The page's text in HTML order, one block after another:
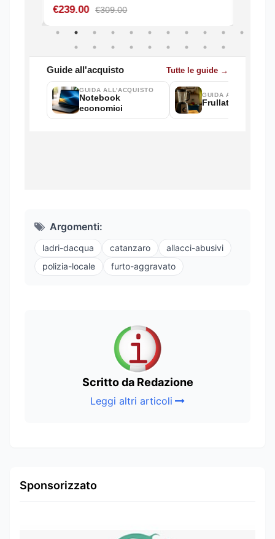
Argomenti:
ladri-dacqua catanzaro
allacci-abusivi
polizia-locale
furto-aggravato
Scritto da Redazione
Leggi altri articoli
Sponsorizzato